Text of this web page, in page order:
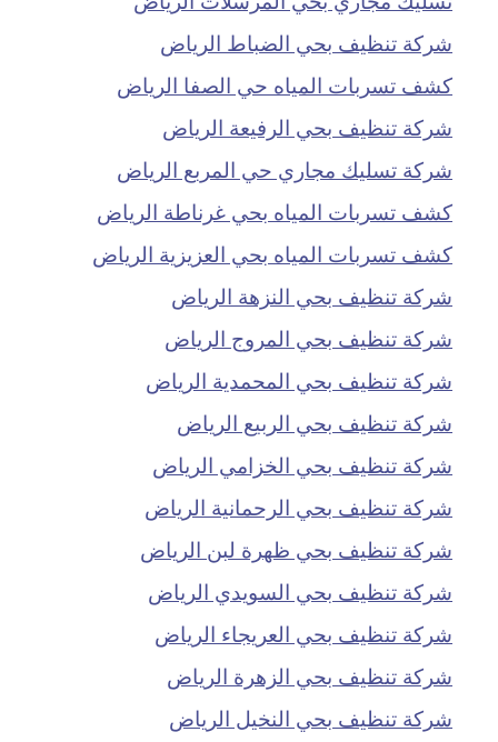
شركة تنظيف بحي الضباط الرياض
كشف تسربات المياه حي الصفا الرياض
شركة تنظيف بحي الرفيعة الرياض
شركة تسليك مجاري حي المربع الرياض
كشف تسربات المياه بحي غرناطة الرياض
كشف تسربات المياه بحي العزيزية الرياض
شركة تنظيف بحي النزهة الرياض
شركة تنظيف بحي المروج الرياض
شركة تنظيف بحي المحمدية الرياض
شركة تنظيف بحي الربيع الرياض
شركة تنظيف بحي الخزامي الرياض
شركة تنظيف بحي الرحمانية الرياض
شركة تنظيف بحي ظهرة لبن الرياض
شركة تنظيف بحي السويدي الرياض
شركة تنظيف بحي العريجاء الرياض
شركة تنظيف بحي الزهرة الرياض
شركة تنظيف بحي النخيل الرياض